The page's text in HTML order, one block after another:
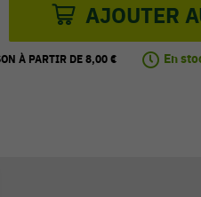
AJOUTER
À PARTIR DE 8,00 € En